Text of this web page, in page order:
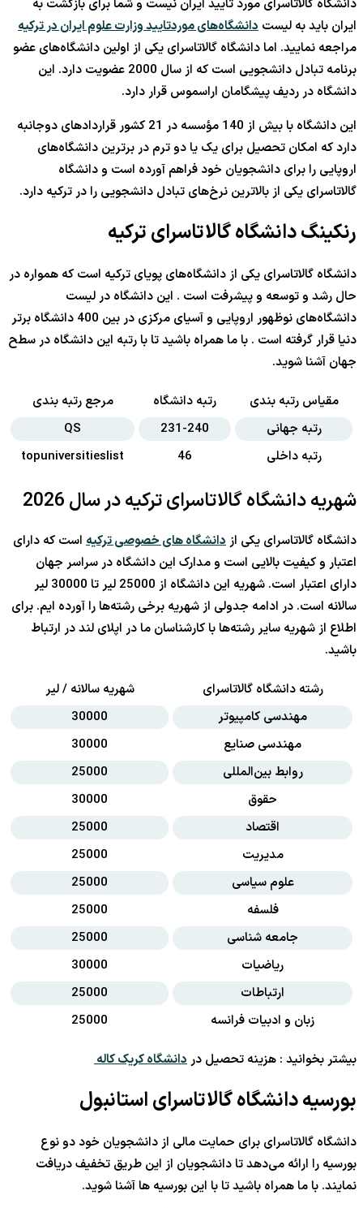
دانشگاه گالاتاسرای مورد تأیید ایران نیست و شما برای بازگشت به
ایران باید به لیست دانشگاه‌های موردتایید وزارت علوم ایران در ترکیه
مراجعه نمایید. اما دانشگاه گالاتاسرای یکی از اولین دانشگاه‌های عضو
برنامه تبادل دانشجویی است که از سال 2000 عضویت دارد. این
دانشگاه در ردیف پیشگامان اراسموس قرار دارد.
این دانشگاه با بیش از 140 مؤسسه در 21 کشور قراردادهای دوجانبه
دارد که امکان تحصیل برای یک یا دو ترم در برترین دانشگاه‌های
اروپایی را برای دانشجویان خود فراهم آورده است و دانشگاه
گالاتاسرای یکی از بالاترین نرخ‌های تبادل دانشجویی را در ترکیه دارد.
رنکینگ دانشگاه گالاتاسرای ترکیه
دانشگاه گالاتاسرای یکی از دانشگاه‌های پویای ترکیه است که همواره در
حال رشد و توسعه و پیشرفت است . این دانشگاه در لیست
دانشگاه‌های نوظهور اروپایی و آسیای مرکزی در بین 400 دانشگاه برتر
دنیا قرار گرفته‌ است . با ما همراه باشید تا با رتبه این دانشگاه در سطح
جهان آشنا شوید.
مقیاس رتبه بندی رتبه دانشگاه
مرجع رتبه بندی
رتبه جهانی
231-240
QS
رتبه داخلی
46
topuniversitieslist
شهریه دانشگاه گالاتاسرای ترکیه در سال 2026
دانشگاه گالاتاسرای یکی ازدانشگاه های خصوصی ترکیه است که دارای
اعتبار و کیفیت بالایی است و مدارک این دانشگاه در سراسر جهان
دارای اعتبار است. شهریه این دانشگاه از 25000 لیر تا 30000 لیر
سالانه است. در ادامه جدولی از شهریه برخی رشته‌ها را آورده ایم. برای
اطلاع از شهریه سایر رشته‌ها با کارشناسان ما در اپلای لند در ارتباط
باشید.
رشته دانشگاه گالاتاسرای
شهریه سالانه / لیر
مهندسی کامپیوتر
30000
مهندسی صنایع
30000
روابط بین‌المللی
25000
حقوق
30000
اقتصاد
25000
مدیریت
25000
علوم سیاسی
25000
فلسفه
25000
جامعه شناسی
25000
ریاضیات
30000
ارتباطات
25000
زبان و ادبیات فرانسه
25000
بیشتر بخوانید : هزینه تحصیل دردانشگاه کریک کاله
بورسیه دانشگاه گالاتاسرای استانبول
دانشگاه گالاتاسرای برای حمایت مالی از دانشجویان خود دو نوع
بورسیه را ارائه می‌دهد تا دانشجویان از این طریق تخفیف دریافت
نمایند. با ما همراه باشید تا با این بورسیه ‎ها آشنا شوید.